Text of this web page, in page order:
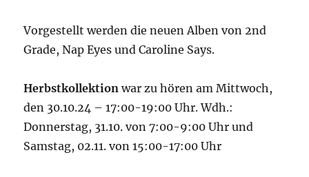
Vorgestellt werden die neuen Alben von 2nd
Grade, Nap Eyes und Caroline Says.
Herbstkollektionwar zu hören am Mittwoch,
den 30.10.24 – 17:00-19:00 Uhr. Wdh.:
Donnerstag, 31.10. von 7:00-9:00 Uhr und
Samstag, 02.11. von 15:00-17:00 Uhr